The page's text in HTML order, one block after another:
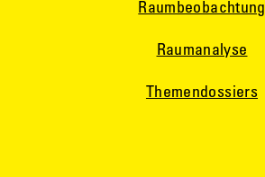
Raumbeobachtung
Raumanalyse
Themendossiers